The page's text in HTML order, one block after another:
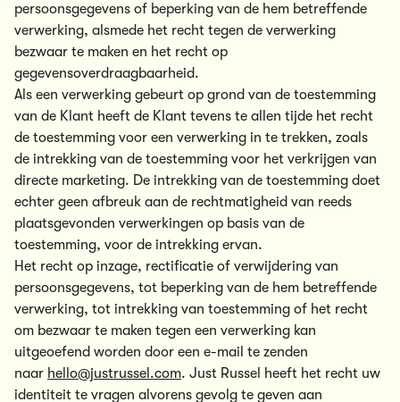
persoonsgegevens of beperking van de hem betreffende
verwerking, alsmede het recht tegen de verwerking
bezwaar te maken en het recht op
gegevensoverdraagbaarheid.
Als een verwerking gebeurt op grond van de toestemming
van de Klant heeft de Klant tevens te allen tijde het recht
de toestemming voor een verwerking in te trekken, zoals
de intrekking van de toestemming voor het verkrijgen van
directe marketing. De intrekking van de toestemming doet
echter geen afbreuk aan de rechtmatigheid van reeds
plaatsgevonden verwerkingen op basis van de
toestemming, voor de intrekking ervan.
Het recht op inzage, rectificatie of verwijdering van
persoonsgegevens, tot beperking van de hem betreffende
verwerking, tot intrekking van toestemming of het recht
om bezwaar te maken tegen een verwerking kan
uitgeoefend worden door een e-mail te zenden
naar hello@justrussel.com. Just Russel heeft het recht uw
identiteit te vragen alvorens gevolg te geven aan